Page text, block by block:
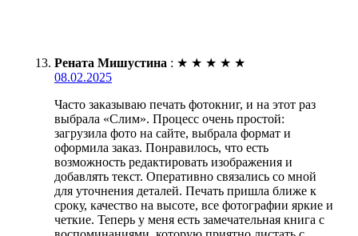
Рената Мишустина : ★ ★ ★ ★ ★
08.02.2025
Часто заказываю печать фотокниг, и на этот раз
выбрала «Слим». Процесс очень простой:
загрузила фото на сайте, выбрала формат и
оформила заказ. Понравилось, что есть
возможность редактировать изображения и
добавлять текст. Оперативно связались со мной
для уточнения деталей. Печать пришла ближе к
сроку, качество на высоте, все фотографии яркие и
четкие. Теперь у меня есть замечательная книга с